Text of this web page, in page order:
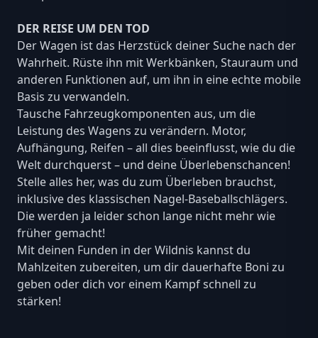
DER REISE UM DEN TOD
Der Wagen ist das Herzstück deiner Suche nach der
Wahrheit. Rüste ihn mit Werkbänken, Stauraum und
anderen Funktionen auf, um ihn in eine echte mobile
Basis zu verwandeln.
Tausche Fahrzeugkomponenten aus, um die
Leistung des Wagens zu verändern. Motor,
Aufhängung, Reifen – all dies beeinflusst, wie du die
Welt durchquerst – und deine Überlebenschancen!
Stelle alles her, was du zum Überleben brauchst,
inklusive des klassischen Nagel-Baseballschlägers.
Die werden ja leider schon lange nicht mehr wie
früher gemacht!
Mit deinen Funden in der Wildnis kannst du
Mahlzeiten zubereiten, um dir dauerhafte Boni zu
geben oder dich vor einem Kampf schnell zu
stärken!